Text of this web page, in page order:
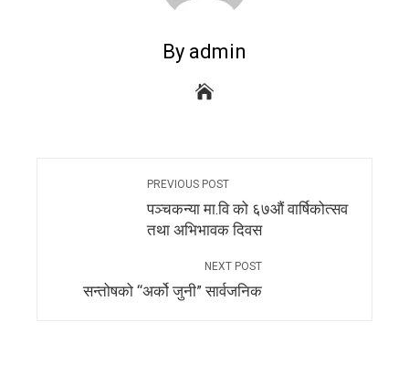
By admin
PREVIOUS POST
पञ्चकन्या मा.वि को ६७औं वार्षिकोत्सव
तथा अभिभावक दिवस
NEXT POST
सन्तोषको “अर्को जुनी” सार्वजनिक